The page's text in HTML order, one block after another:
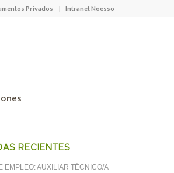
Privados Intranet Noesso
RECIENTES
EMPLEO: AUXILIAR TÉCNICO/A